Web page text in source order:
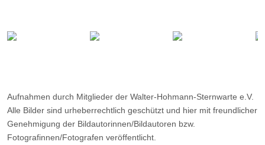
2400 Frames, davon 9%.
Aufnahmen durch Mitglieder der Walter-Hohmann-Sternwarte e.V.
Alle Bilder sind urheberrechtlich geschützt und hier mit freundlicher
Genehmigung der Bildautorinnen/Bildautoren bzw.
Fotografinnen/Fotografen veröffentlicht.